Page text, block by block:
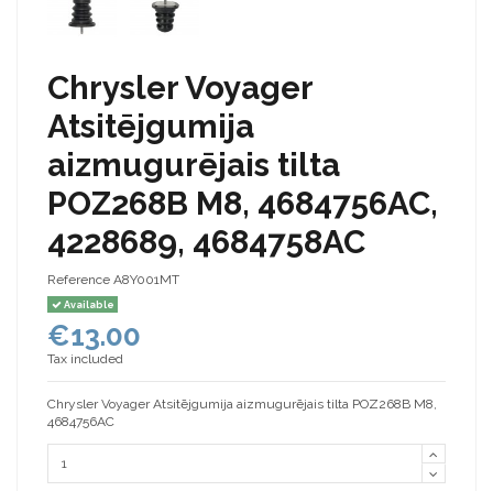
Chrysler Voyager
Atsitējgumija
aizmugurējais tilta
POZ268B M8, 4684756AC,
4228689, 4684758AC
Reference A8Y001MT
Available
€13.00
Tax included
Chrysler Voyager Atsitējgumija aizmugurējais tilta POZ268B M8,
4684756AC